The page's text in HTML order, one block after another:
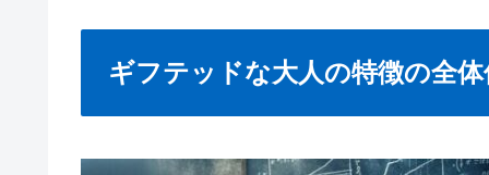
ギフテッドな大人の特徴の全体